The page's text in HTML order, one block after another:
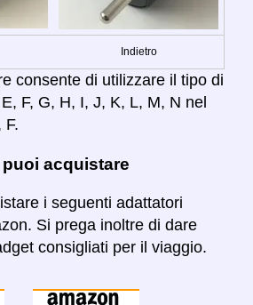
Indietro
consente di utilizzare il tipo di
F, G, H, I, J, K, L, M, N nel
F.
acquistare
i seguenti adattatori
Si prega inoltre di dare
consigliati per il viaggio.